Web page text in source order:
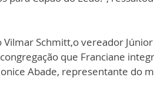
Schmitt,o vereador
que Franciane
Abade, representante do